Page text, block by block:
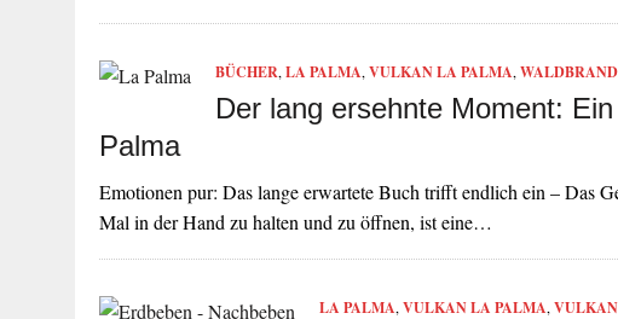
BÜCHER, LA PALMA, VULKAN LA PALMA, WALDBRAND
Der lang ersehnte Moment:
Palma
Emotionen pur: Das lange erwartete Buch trifft endlich ein – Das
Mal in der Hand zu halten und zu öffnen, ist eine…
LA PALMA, VULKAN LA PALMA,